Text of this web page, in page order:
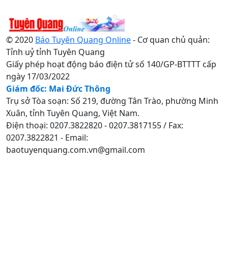
© 2020 Báo Tuyên Quang Online- Cơ quan chủ quản:
Tỉnh uỷ tỉnh Tuyên Quang
Giấy phép hoạt động báo điện tử số 140/GP-BTTTT cấp
ngày 17/03/2022
Giám đốc: Mai Đức Thông
Trụ sở Tòa soạn: Số 219, đường Tân Trào, phường Minh
Xuân, tỉnh Tuyên Quang, Việt Nam.
Điện thoại: 0207.3822820 - 0207.3817155 / Fax:
0207.3822821 - Email:
baotuyenquang.com.vn@gmail.com